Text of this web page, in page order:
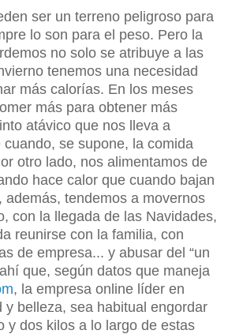
ser un terreno peligroso para
lo son para el peso. Pero la
no solo se atribuye a las
tenemos una necesidad
más calorías. En los meses
más para obtener más
atávico que nos lleva a
se supone, la comida
otro lado, nos alimentamos de
hace calor que cuando bajan
además, tendemos a movernos
con la llegada de las Navidades,
reunirse con la familia, con
de empresa... y abusar del “un
que, según datos que maneja
, la empresa online líder en
y belleza, sea habitual engordar
y dos kilos a lo largo de estas